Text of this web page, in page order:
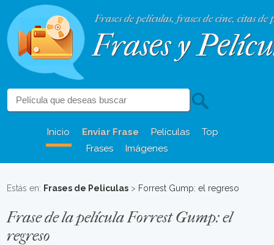
Frases de películas, frases de cine, citas de
Frases y
Inicio Enviar Frase Películas
Top
Frases
Imágenes
Estás en: Frases de Peliculas > Forrest Gump: el regreso
Frase de la película Forrest Gump: el
regreso